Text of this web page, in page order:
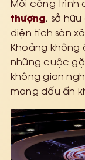
Mỗi công trình
thượng, sở
diện tích sàn
Khoảng
những cuộc
không gian
mang dấu ấn